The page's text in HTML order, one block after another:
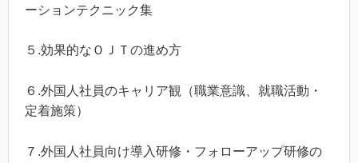
ーションテクニック集
５.効果的なＯＪＴの進め方
６.外国人社員のキャリア観（職業意識、就職活動・
定着施策）
７.外国人社員向け導入研修・フォローアップ研修の